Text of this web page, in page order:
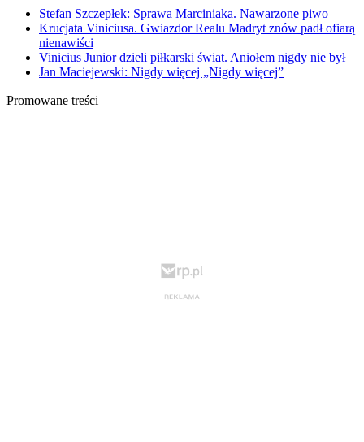
Stefan Szczepłek: Sprawa Marciniaka. Nawarzone piwo
Krucjata Viniciusa. Gwiazdor Realu Madryt znów padł ofiarą
nienawiści
Vinicius Junior dzieli piłkarski świat. Aniołem nigdy nie był
Jan Maciejewski: Nigdy więcej „Nigdy więcej”
Promowane treści